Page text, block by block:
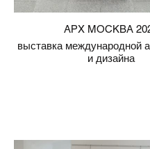
АРХ МОСКВА
выставка международной
и дизайна